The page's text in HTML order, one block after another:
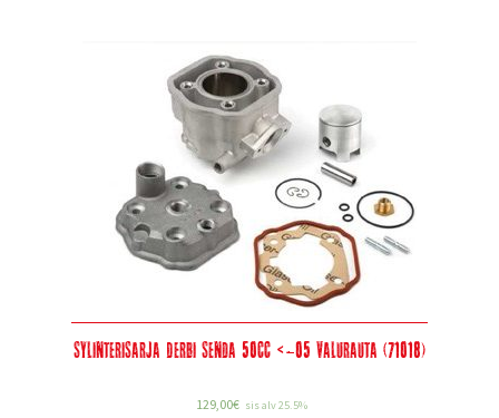
Sylinterisarja Derbi Senda 50cc <-05 Valurauta (71018)
129,00€ sis alv 25.5%